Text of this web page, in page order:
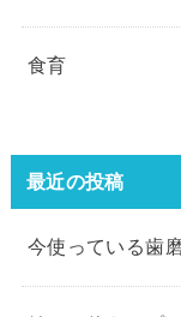
食育
最近の投稿
今使っている歯